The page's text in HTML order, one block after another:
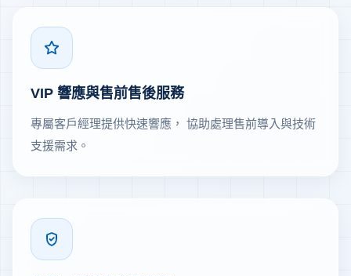
VIP 響應與售前售後服務
專屬客戶經理提供快速響應， 協助處理售前導入與技術
支援需求。